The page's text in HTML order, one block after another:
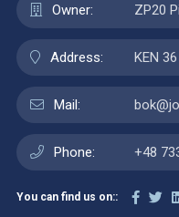
Owner: ZP20
Address: KEN
Mail:
Phone: +48
You can find us on::